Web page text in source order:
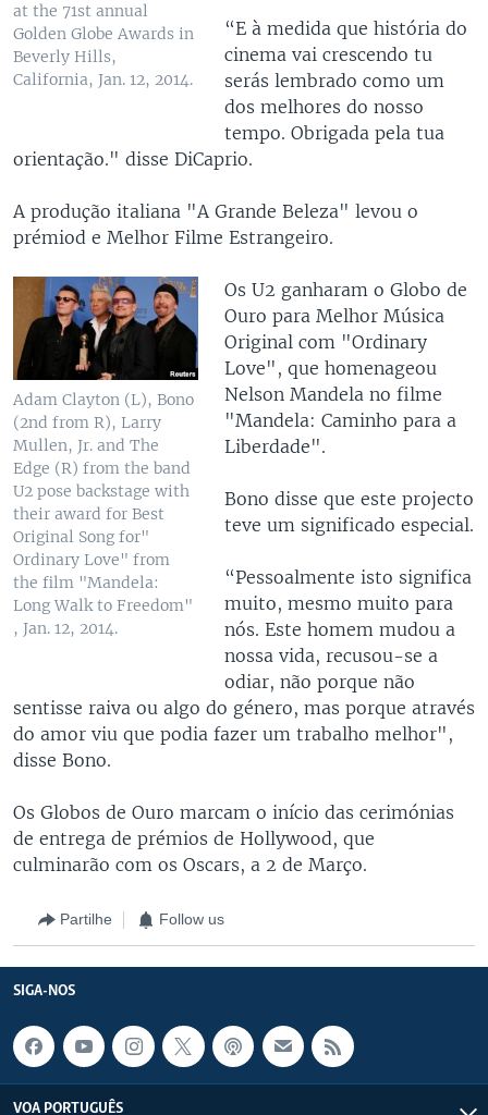
at the 71st annual
Golden Globe Awards in
Beverly Hills,
California, Jan. 12, 2014.
“E à medida que história do
cinema vai crescendo tu
serás lembrado como um
dos melhores do nosso
tempo. Obrigada pela tua
orientação." disse DiCaprio.
A produção italiana "A Grande Beleza" levou o
prémiod e Melhor Filme Estrangeiro.
Adam Clayton (L), Bono
(2nd from R), Larry
Mullen, Jr. and The
Edge (R) from the band
U2 pose backstage with
their award for Best
Original Song for"
Ordinary Love" from
the film "Mandela:
Long Walk to Freedom"
, Jan. 12, 2014.
Os U2 ganharam o Globo de
Ouro para Melhor Música
Original com "Ordinary
Love", que homenageou
Nelson Mandela no filme
"Mandela: Caminho para a
Liberdade".
Bono disse que este projecto
teve um significado especial.
“Pessoalmente isto significa
muito, mesmo muito para
nós. Este homem mudou a
nossa vida, recusou-se a
odiar, não porque não
sentisse raiva ou algo do género, mas porque através
do amor viu que podia fazer um trabalho melhor",
disse Bono.
Os Globos de Ouro marcam o início das cerimónias
de entrega de prémios de Hollywood, que
culminarão com os Oscars, a 2 de Março.
Partilhe Follow us
SIGA-NOS
VOA PORTUGUÊS